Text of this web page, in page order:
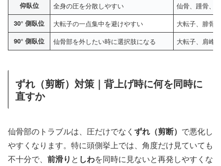
仰臥位 全身の圧を分散しやすい 仙骨、踵骨、
30° 側臥位 大転子の一点集中を避けやすい 大転子、腓骨
90° 側臥位 仙骨部を外したい時に選択肢になる 大転子、肩峰
ずれ（剪断）対策｜背上げ時に何を同時に
直すか
仙骨部のトラブルは、圧だけでなく ずれ（剪断） で悪化し
やすくなります。特に頭側挙上では、角度だけ見ていても
不十分で、 前滑り と しわを同時に見ないと再発しやすくな